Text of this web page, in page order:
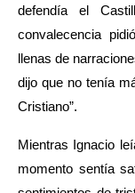
defendía el
convalecencia
llenas de
dijo que no tenía
Cristiano”.
Mientras Ignacio
momento sentía